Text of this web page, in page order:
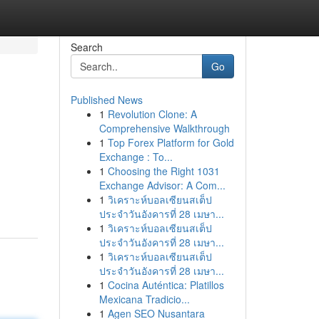
Search
Go
Published News
1 Revolution Clone: A
Comprehensive Walkthrough
1 Top Forex Platform for Gold
Exchange : To...
1 Choosing the Right 1031
Exchange Advisor: A Com...
1 วิเคราะห์บอลเซียนสเต็ป
ประจำวันอังคารที่ 28 เมษา...
1 วิเคราะห์บอลเซียนสเต็ป
ประจำวันอังคารที่ 28 เมษา...
1 วิเคราะห์บอลเซียนสเต็ป
ประจำวันอังคารที่ 28 เมษา...
1 Cocina Auténtica: Platillos
Mexicana Tradicio...
1 Agen SEO Nusantara